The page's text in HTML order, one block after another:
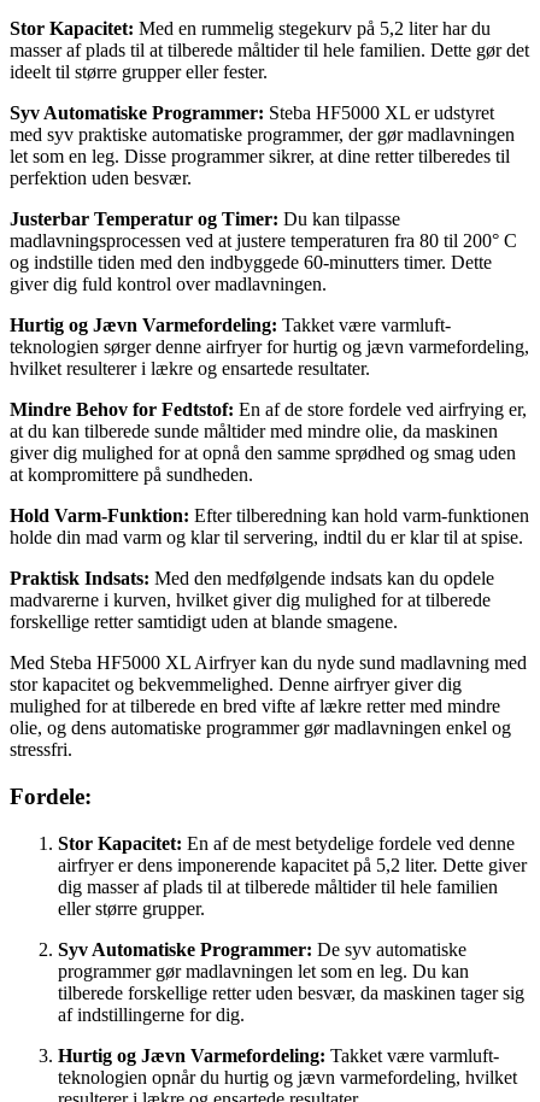
Stor Kapacitet: Med en rummelig stegekurv på 5,2 liter har du
masser af plads til at tilberede måltider til hele familien. Dette gør det
ideelt til større grupper eller fester.
Syv Automatiske Programmer: Steba HF5000 XL er udstyret
med syv praktiske automatiske programmer, der gør madlavningen
let som en leg. Disse programmer sikrer, at dine retter tilberedes til
perfektion uden besvær.
Justerbar Temperatur og Timer: Du kan tilpasse
madlavningsprocessen ved at justere temperaturen fra 80 til 200° C
og indstille tiden med den indbyggede 60-minutters timer. Dette
giver dig fuld kontrol over madlavningen.
Hurtig og Jævn Varmefordeling: Takket være varmluft-
teknologien sørger denne airfryer for hurtig og jævn varmefordeling,
hvilket resulterer i lækre og ensartede resultater.
Mindre Behov for Fedtstof: En af de store fordele ved airfrying er,
at du kan tilberede sunde måltider med mindre olie, da maskinen
giver dig mulighed for at opnå den samme sprødhed og smag uden
at kompromittere på sundheden.
Hold Varm-Funktion: Efter tilberedning kan hold varm-funktionen
holde din mad varm og klar til servering, indtil du er klar til at spise.
Praktisk Indsats: Med den medfølgende indsats kan du opdele
madvarerne i kurven, hvilket giver dig mulighed for at tilberede
forskellige retter samtidigt uden at blande smagene.
Med Steba HF5000 XL Airfryer kan du nyde sund madlavning med
stor kapacitet og bekvemmelighed. Denne airfryer giver dig
mulighed for at tilberede en bred vifte af lækre retter med mindre
olie, og dens automatiske programmer gør madlavningen enkel og
stressfri.
Fordele:
Stor Kapacitet: En af de mest betydelige fordele ved denne
airfryer er dens imponerende kapacitet på 5,2 liter. Dette giver
dig masser af plads til at tilberede måltider til hele familien
eller større grupper.
Syv Automatiske Programmer: De syv automatiske
programmer gør madlavningen let som en leg. Du kan
tilberede forskellige retter uden besvær, da maskinen tager sig
af indstillingerne for dig.
Hurtig og Jævn Varmefordeling: Takket være varmluft-
teknologien opnår du hurtig og jævn varmefordeling, hvilket